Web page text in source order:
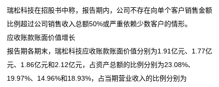
瑞松科技在招股书中称，报告期内，公司不存在向单个客户销售金额
比例超过公司销售收入总额50%或严重依赖少数客户的情形。
应收账款账面价值增长
报告期各期末，瑞松科技应收账款账面价值分别为1.91亿元、1.77亿
元、1.86亿元和2.12亿元，占资产总额的比例分别为23.08%、
19.97%、14.96%和18.93%，占当期营业收入的比例分别为